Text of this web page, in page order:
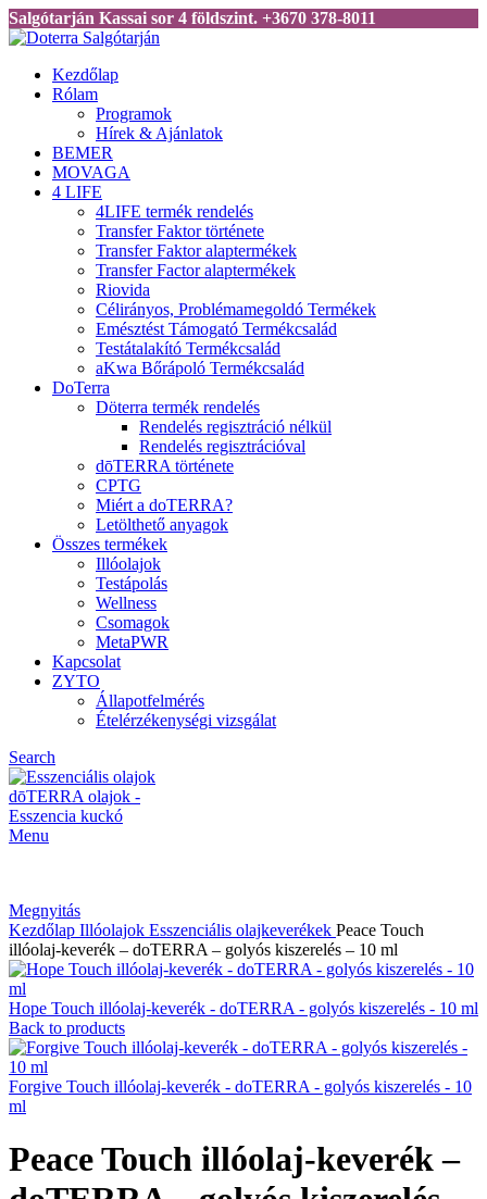
Salgótarján Kassai sor 4 földszint. +3670 378-8011
Kezdőlap
Rólam
Programok
Hírek & Ajánlatok
BEMER
MOVAGA
4 LIFE
4LIFE termék rendelés
Transfer Faktor története
Transfer Faktor alaptermékek
Transfer Factor alaptermékek
Riovida
Célirányos, Problémamegoldó Termékek
Emésztést Támogató Termékcsalád
Testátalakító Termékcsalád
aKwa Bőrápoló Termékcsalád
DoTerra
Döterra termék rendelés
Rendelés regisztráció nélkül
Rendelés regisztrációval
dōTERRA története
CPTG
Miért a doTERRA?
Letölthető anyagok
Összes termékek
Illóolajok
Testápolás
Wellness
Csomagok
MetaPWR
Kapcsolat
ZYTO
Állapotfelmérés
Ételérzékenységi vizsgálat
Search
Menu
Megnyitás
Kezdőlap Illóolajok Esszenciális olajkeverékek Peace Touch
illóolaj-keverék – doTERRA – golyós kiszerelés – 10 ml
Hope Touch illóolaj-keverék - doTERRA - golyós kiszerelés - 10 ml
Back to products
Forgive Touch illóolaj-keverék - doTERRA - golyós kiszerelés - 10
ml
Peace Touch illóolaj-keverék –